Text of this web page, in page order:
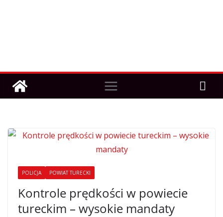
POLICJA POWIAT TURECKI
Kontrole prędkości w powiecie
tureckim – wysokie mandaty